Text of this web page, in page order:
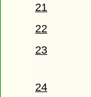
21
22
23
24